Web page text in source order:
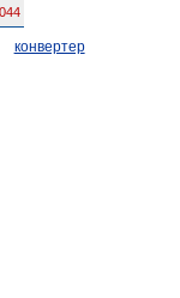
конвертер